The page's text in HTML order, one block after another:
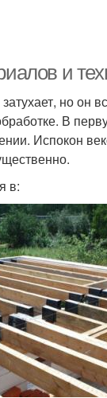
и
но он
В
Испокон
в: